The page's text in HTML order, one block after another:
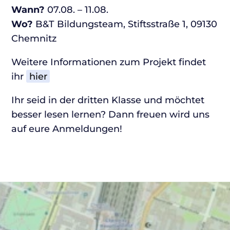
Wann? 07.08. – 11.08.
Wo? B&T Bildungsteam, Stiftsstraße 1, 09130
Chemnitz
Weitere Informationen zum Projekt findet
ihr hier
Ihr seid in der dritten Klasse und möchtet
besser lesen lernen? Dann freuen wird uns
auf eure Anmeldungen!